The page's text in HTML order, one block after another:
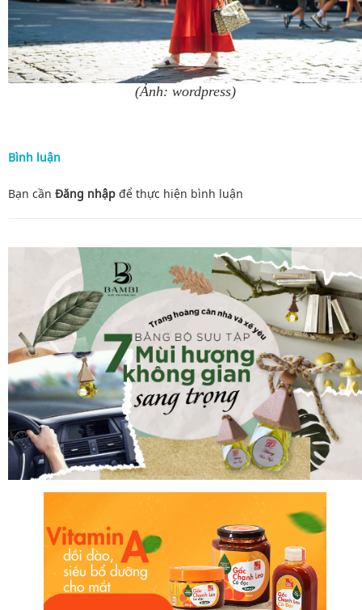
(Ảnh: wordpress)
Bình luận
Bạn cần Đăng nhập để thực hiện bình luận